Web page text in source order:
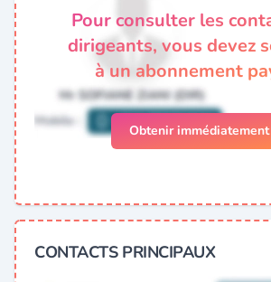
Pour consulter les
dirigeants, vous devez
à un abonnement
Obtenir immédiatement
CONTACTS PRINCIPAUX